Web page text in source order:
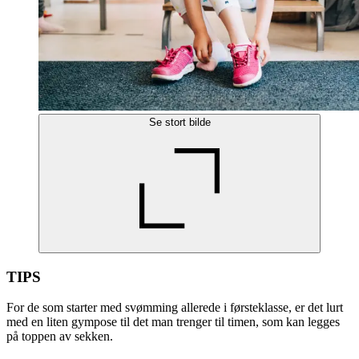
Se stort bilde
TIPS
For de som starter med svømming allerede i førsteklasse, er det lurt
med en liten gympose til det man trenger til timen, som kan legges
på toppen av sekken.